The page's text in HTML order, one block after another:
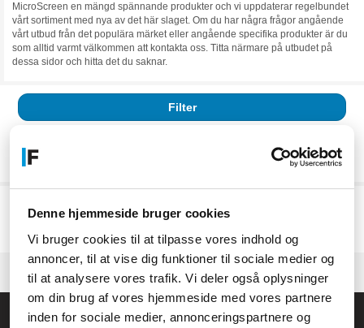
Denne hjemmeside bruger cookies
Vi bruger cookies til at tilpasse vores indhold og
annoncer, til at vise dig funktioner til sociale medier og
til at analysere vores trafik. Vi deler også oplysninger
om din brug af vores hjemmeside med vores partnere
inden for sociale medier, annonceringspartnere og
MicroScreen en mängd spännande produkter och vi uppdaterar regelbundet
vårt sortiment med nya av det här slaget. Om du har några frågor angående
vårt utbud från det populära märket eller angående specifika produkter är du
som alltid varmt välkommen att kontakta oss. Titta närmare på utbudet på
dessa sidor och hitta det du saknar.
Filter
ellertillverkaren.
produkt.
Allmänna frågor: